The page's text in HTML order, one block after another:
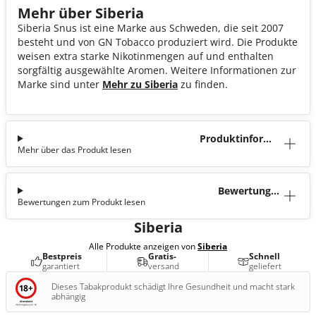
Mehr über Siberia
Siberia Snus ist eine Marke aus Schweden, die seit 2007
besteht und von GN Tobacco produziert wird. Die Produkte
weisen extra starke Nikotinmengen auf und enthalten
sorgfältig ausgewählte Aromen. Weitere Informationen zur
Marke sind unter Mehr zu Siberia zu finden.
Produktinforma
Mehr über das Produkt lesen
Bewertunge
Bewertungen zum Produkt lesen
Siberia
Alle Produkte anzeigen vonSiberia
Bestpreis
garantiert
Gratis-
versand
Schnell
geliefert
Dieses Tabakprodukt schädigt Ihre Gesundheit und macht stark
abhängig